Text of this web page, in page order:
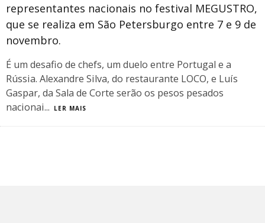
representantes nacionais no festival MEGUSTRO,
que se realiza em São Petersburgo entre 7 e 9 de
novembro.
É um desafio de chefs, um duelo entre Portugal e a
Rússia. Alexandre Silva, do restaurante LOCO, e Luís
Gaspar, da Sala de Corte serão os pesos pesados
nacionai... LER MAIS